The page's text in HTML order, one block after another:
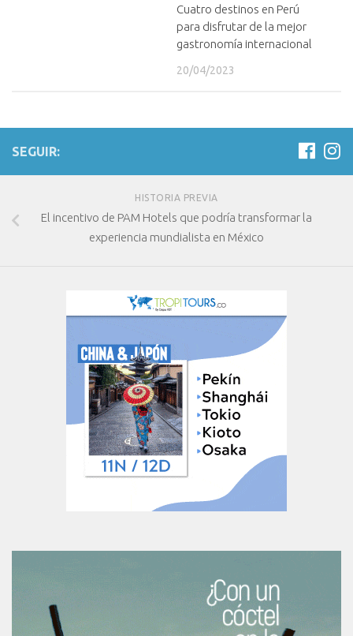
Cuatro destinos en Perú
para disfrutar de la mejor
gastronomía internacional
20/04/2023
SEGUIR:
HISTORIA PREVIA
El incentivo de PAM Hotels que podría transformar la
experiencia mundialista en México